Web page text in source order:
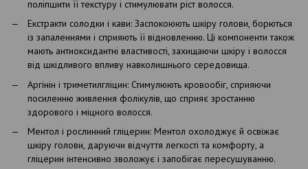
поліпшити її текстуру і стимулювати ріст волосся.
Екстракти солодки і кави: Заспокоюють шкіру голови, борються
із запаленнями і сприяють її відновленню. Ці компоненти також
мають антиоксидантні властивості, захищаючи шкіру і волосся
від шкідливого впливу навколишнього середовища.
Аргінін і триметилгліцин: Стимулюють кровообіг, сприяючи
посиленню живлення фолікулів, що сприяє зростанню
здорового і міцного волосся.
Ментол і рослинний гліцерин: Ментол охолоджує й освіжає
шкіру голови, даруючи відчуття легкості та комфорту, а
гліцерин інтенсивно зволожує і запобігає пересушуванню.